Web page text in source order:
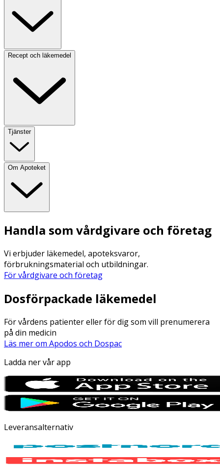
Recept och läkemedel
Tjänster
Om Apoteket
Handla som vårdgivare och företag
Vi erbjuder läkemedel, apoteksvaror,
förbrukningsmaterial och utbildningar.
För vårdgivare och företag
Dosförpackade läkemedel
För vårdens patienter eller för dig som vill prenumerera
på din medicin
Läs mer om Apodos och Dospac
Ladda ner vår app
Leveransalternativ